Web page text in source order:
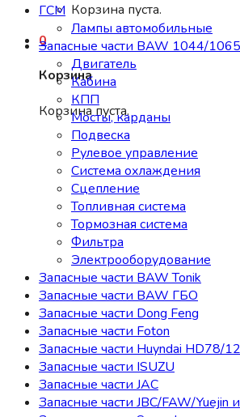
Корзина пуста.
0
Корзина
Корзина пуста.
ГСМ
Лампы автомобильные
Запасные части BAW 1044/1065
Двигатель
Кабина
КПП
Мосты, карданы
Подвеска
Рулевое управление
Система охлаждения
Сцепление
Топливная система
Тормозная система
Фильтра
Электрооборудование
Запасные части BAW Tonik
Запасные части BAW ГБО
Запасные части Dong Feng
Запасные части Foton
Запасные части Huyndai HD78/
Запасные части ISUZU
Запасные части JAC
Запасные части JBC/FAW/Yuejin